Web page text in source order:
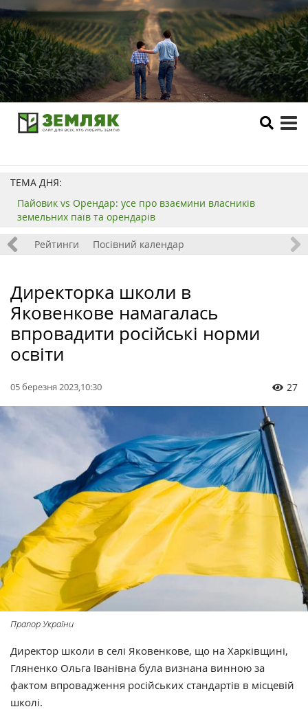
ТЕМА ДНЯ:
Пайовик vs Орендар: усе про взаємини власників
земельних паїв та орендарів
Рейтинги Посівний календар
Директорка школи в
Яковенкове намагалась
впровадити російські норми
освіти
05 березня 2023,10:30 27
Прапор України
Директор школи в селі Яковенкове, що на Харківщині,
Гляненко Ольга Іванівна була визнана винною за
фактом впровадження російських стандартів в місцевій
школі.